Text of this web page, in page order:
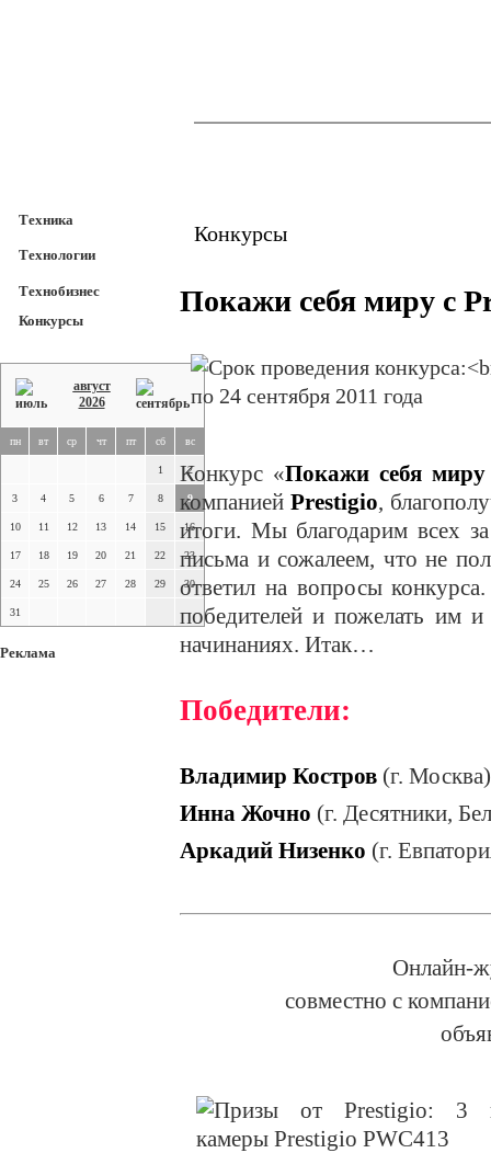
Техника
Технологии
Технобизнес
Конкурсы
август
2026
пн вт ср чт пт сб вс
1 2
3 4 5 6 7 8 9
10 11 12 13 14 15 16
17 18 19 20 21 22 23
24 25 26 27 28 29 30
31
Реклама
Конкурсы
Покажи себя миру с
Конкурс «Покажи себя
компаниейPrestigio,
итоги. Мы благодарим всех
письма и сожалеем, что не
ответил на вопросы
победителей и пожелать им
начинаниях. Итак…
Победители:
Владимир Костров (г. Москва)
Инна Жочно (г. Десятники,
Аркадий Низенко (г.
Онлайн-
совместно с